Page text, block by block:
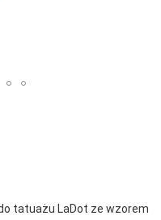
tatuażu LaDot ze wzorem